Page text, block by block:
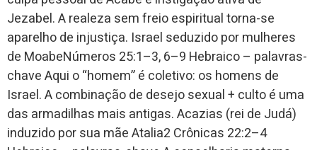
Jezabel. A realeza sem freio espiritual torna-se
aparelho de injustiça. Israel seduzido por mulheres
de MoabeNúmeros 25:1–3, 6–9 Hebraico – palavras-
chave Aqui o “homem” é coletivo: os homens de
Israel. A combinação de desejo sexual + culto é uma
das armadilhas mais antigas. Acazias (rei de Judá)
induzido por sua mãe Atalia2 Crônicas 22:2–4